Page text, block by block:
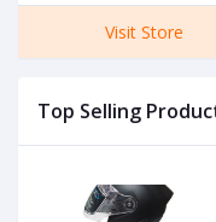
Visit Store
Top Selling